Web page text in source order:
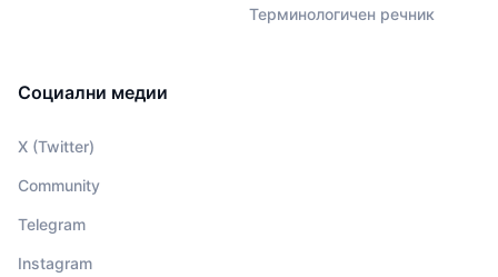
Терминологичен речник
Социални медии
X (Twitter)
Community
Telegram
Instagram